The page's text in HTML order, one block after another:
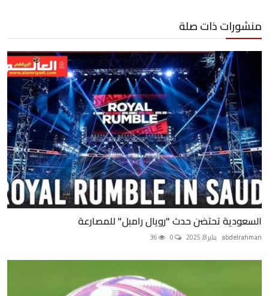
منشورات ذات صلة
السعودية تحتضن حدث "رويال رامبل" للمصارعة
abdelrahman يناير 8, 2025